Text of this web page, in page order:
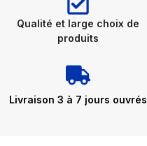
Qualité et large choix de
produits
Livraison 3 à 7 jours ouvrés